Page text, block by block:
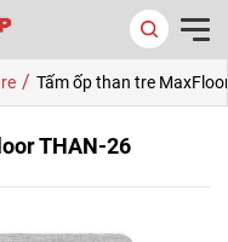
/ Tấm ốp than tre
THAN-26